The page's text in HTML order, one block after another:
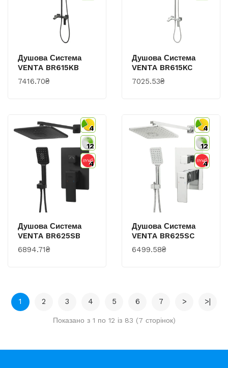
Душова Система
VENTA BR615KB
7416.70₴
Душова Система
VENTA BR615KC
7025.53₴
4
12
4
Душова Система
VENTA BR625SB
6894.71₴
4
12
4
Душова Система
VENTA BR625SC
6499.58₴
1 2 3 4 5 6 7 > >|
Показано з 1 по 12 із 83 (7 сторінок)